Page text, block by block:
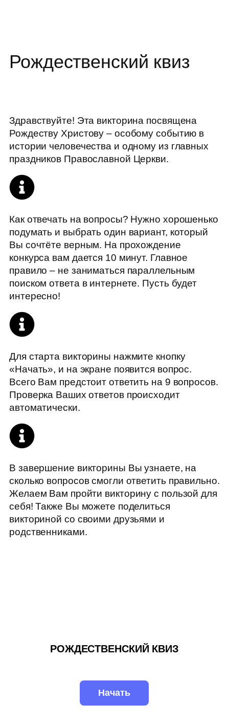
Рождественский квиз
Здравствуйте! Эта викторина посвящена
Рождеству Христову – особому событию в
истории человечества и одному из главных
праздников Православной Церкви.
Как отвечать на вопросы? Нужно хорошенько
подумать и выбрать один вариант, который
Вы сочтёте верным. На прохождение
конкурса вам дается 10 минут. Главное
правило – не заниматься параллельным
поиском ответа в интернете. Пусть будет
интересно!
Для старта викторины нажмите кнопку
«Начать», и на экране появится вопрос.
Всего Вам предстоит ответить на 9 вопросов.
Проверка Ваших ответов происходит
автоматически.
В завершение викторины Вы узнаете, на
сколько вопросов смогли ответить правильно.
Желаем Вам пройти викторину с пользой для
себя! Также Вы можете поделиться
викториной со своими друзьями и
родственниками.
РОЖДЕСТВЕНСКИЙ КВИЗ